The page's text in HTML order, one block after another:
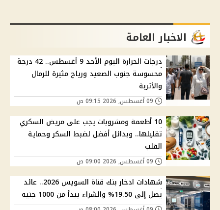
الاخبار العامة
درجات الحرارة اليوم الأحد 9 أغسطس.. 42 درجة
محسوسة جنوب الصعيد ورياح مثيرة للرمال
والأتربة
10 أطعمة ومشروبات يجب على مريض السكري
تقليلها.. وبدائل أفضل لضبط السكر وحماية
القلب
شهادات ادخار بنك قناة السويس 2026.. عائد
يصل إلى 19.50% والشراء يبدأ من 1000 جنيه